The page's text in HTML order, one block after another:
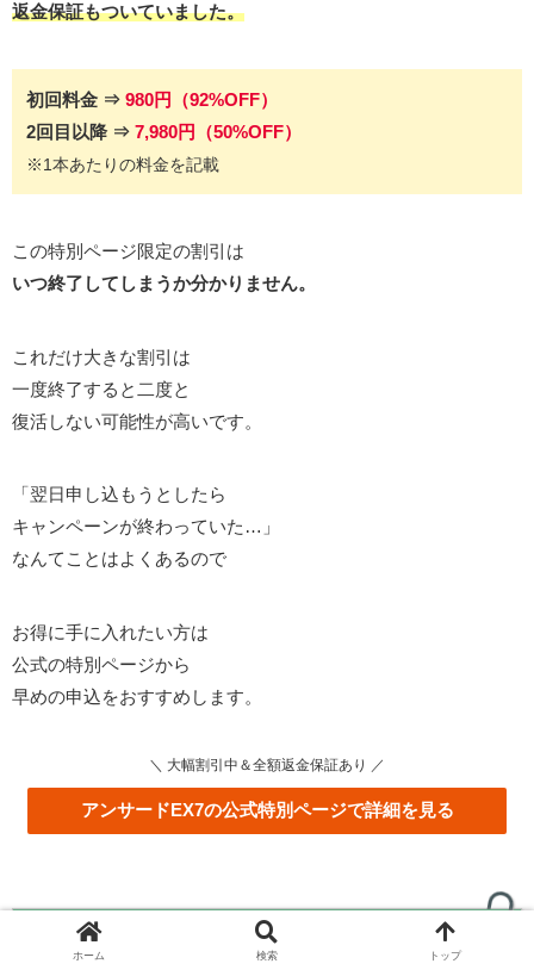
返金保証もついていました。
初回料金 ⇒ 980円（92%OFF）
2回目以降⇒ 7,980円 （50%OFF）
※1本あたりの料金を記載
この特別ページ限定の割引は
いつ終了してしまうか分かりません。
これだけ大きな割引は
一度終了すると二度と
復活しない可能性が高いです。
「翌日申し込もうとしたら
キャンペーンが終わっていた…」
なんてことはよくあるので
お得に手に入れたい方は
公式の特別ページから
早めの申込をおすすめします。
＼ 大幅割引中＆全額返金保証あり ／
アンサードEX7の公式特別ページで詳細を見る
本記事のまとめ
ホーム 検索 トップ